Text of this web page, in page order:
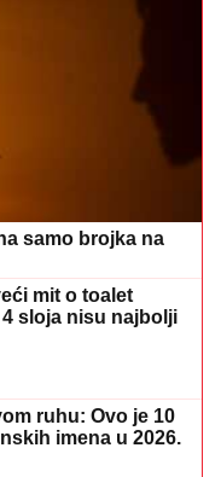
samo brojka na
mit o toalet
sloja nisu najbolji
ruhu: Ovo je 10
imena u 2026.